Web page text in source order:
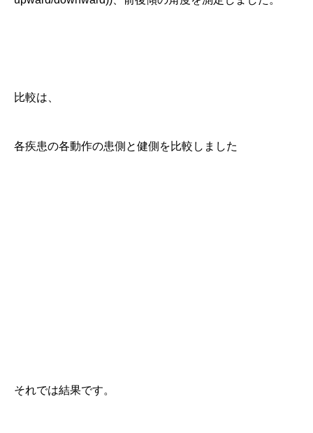
比較は、
各疾患の各動作の患側と健側を比較しました
それでは結果です。